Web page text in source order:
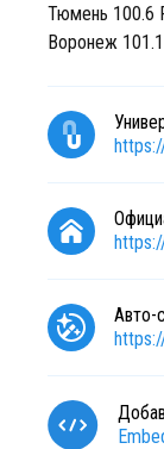
Тюмень 100.6
Воронеж
Авто-